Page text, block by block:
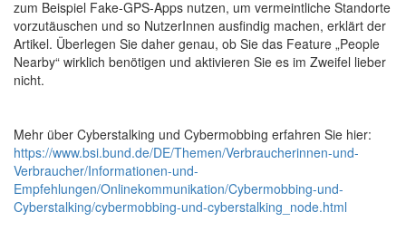
zum Beispiel Fake-GPS-Apps nutzen, um vermeintliche Standorte
vorzutäuschen und so NutzerInnen ausfindig machen, erklärt der
Artikel. Überlegen Sie daher genau, ob Sie das Feature „People
Nearby“ wirklich benötigen und aktivieren Sie es im Zweifel lieber
nicht.
Mehr über Cyberstalking und Cybermobbing erfahren Sie hier:
https://www.bsi.bund.de/DE/Themen/Verbraucherinnen-und-
Verbraucher/Informationen-und-
Empfehlungen/Onlinekommunikation/Cybermobbing-und-
Cyberstalking/cybermobbing-und-cyberstalking_node.html